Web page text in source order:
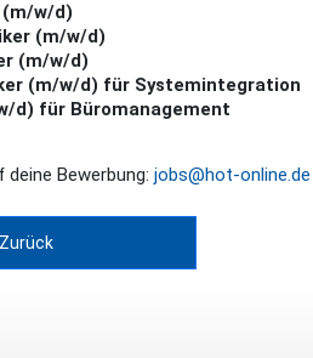
(m/w/d)
(m/w/d)
(m/w/d)
(m/w/d) für Systemintegration
d) für Büromanagement
Bewerbung: jobs@hot-online.de
Zurück